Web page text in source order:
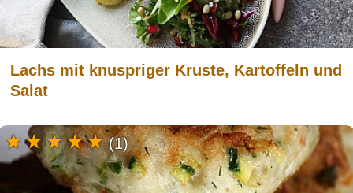
Lachs mit knuspriger Kruste, Kartoffeln und
Salat
(1)